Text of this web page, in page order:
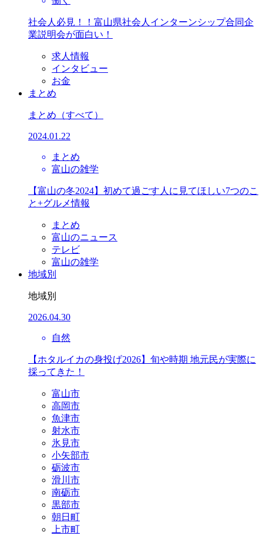
社会人必見！！富山県社会人インターンシップ合同企
業説明会が面白い！
求人情報
インタビュー
お金
まとめ
まとめ （すべて）
2024.01.22
まとめ
富山の雑学
【富山の冬2024】初めて過ごす人に見てほしい7つのこ
と+グルメ情報
まとめ
富山のニュース
テレビ
富山の雑学
地域別
地域別
2026.04.30
自然
【ホタルイカの身投げ2026】旬や時期 地元民が実際に
採ってきた！
富山市
高岡市
魚津市
射水市
氷見市
小矢部市
砺波市
滑川市
南砺市
黒部市
朝日町
上市町